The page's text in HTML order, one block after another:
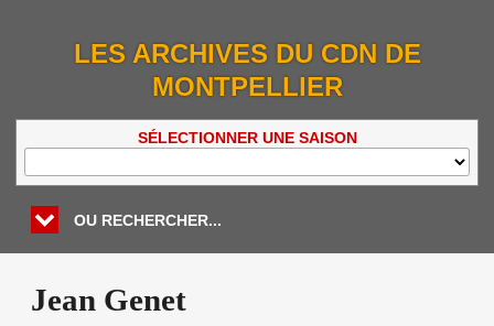
LES ARCHIVES DU CDN DE
MONTPELLIER
SÉLECTIONNER UNE SAISON
OU RECHERCHER...
Jean Genet